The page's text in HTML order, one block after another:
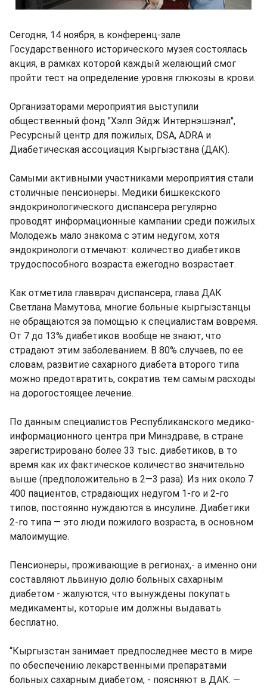
Сегодня, 14 ноября, в конференц-зале
Государственного исторического музея состоялась
акция, в рамках которой каждый желающий смог
пройти тест на определение уровня глюкозы в крови.
Организаторами мероприятия выступили
общественный фонд "Хэлп Эйдж Интернэшэнэл",
Ресурсный центр для пожилых, DSA, ADRA и
Диабетическая ассоциация Кыргызстана (ДАК).
Самыми активными участниками мероприятия стали
столичные пенсионеры. Медики бишкекского
эндокринологического диспансера регулярно
проводят информационные кампании среди пожилых.
Молодежь мало знакома с этим недугом, хотя
эндокринологи отмечают: количество диабетиков
трудоспособного возраста ежегодно возрастает.
Как отметила главврач диспансера, глава ДАК
Светлана Мамутова, многие больные кыргызстанцы
не обращаются за помощью к специалистам вовремя.
От 7 до 13% диабетиков вообще не знают, что
страдают этим заболеванием. В 80% случаев, по ее
словам, развитие сахарного диабета второго типа
можно предотвратить, сократив тем самым расходы
на дорогостоящее лечение.
По данным специалистов Республиканского медико-
информационного центра при Минздраве, в стране
зарегистрировано более 33 тыс. диабетиков, в то
время как их фактическое количество значительно
выше (предположительно в 2—3 раза). Из них около 7
400 пациентов, страдающих недугом 1-го и 2-го
типов, постоянно нуждаются в инсулине. Диабетики
2-го типа — это люди пожилого возраста, в основном
малоимущие.
Пенсионеры, проживающие в регионах,- а именно они
составляют львиную долю больных сахарным
диабетом - жалуются, что вынуждены покупать
медикаменты, которые им должны выдавать
бесплатно.
“Кыргызстан занимает предпоследнее место в мире
по обеспечению лекарственными препаратами
больных сахарным диабетом, - поясняют в ДАК. —